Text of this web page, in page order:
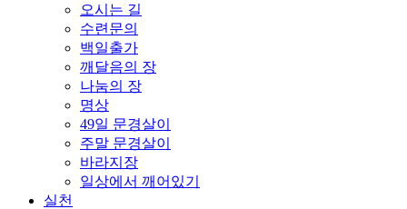
오시는 길
수련문의
백일출가
깨달음의 장
나눔의 장
명상
49일 문경살이
주말 문경살이
바라지장
일상에서 깨어있기
실천